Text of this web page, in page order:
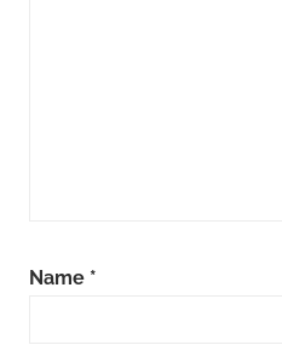
Name *